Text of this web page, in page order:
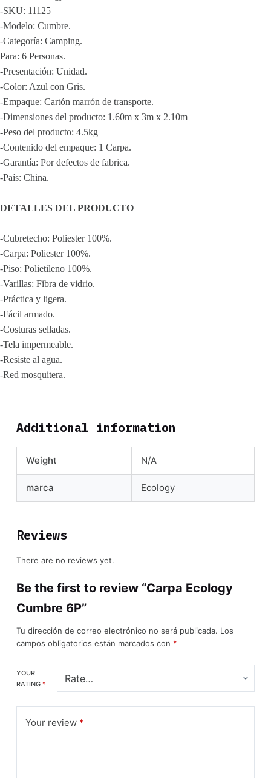
-SKU: 11125
-Modelo: Cumbre.
-Categoría: Camping.
Para: 6 Personas.
-Presentación: Unidad.
-Color: Azul con Gris.
-Empaque: Cartón marrón de transporte.
-Dimensiones del producto: 1.60m x 3m x 2.10m
-Peso del producto: 4.5kg
-Contenido del empaque: 1 Carpa.
-Garantía: Por defectos de fabrica.
-País: China.
DETALLES DEL PRODUCTO
-Cubretecho: Poliester 100%.
-Carpa: Poliester 100%.
-Piso: Polietileno 100%.
-Varillas: Fibra de vidrio.
-Práctica y ligera.
-Fácil armado.
-Costuras selladas.
-Tela impermeable.
-Resiste al agua.
-Red mosquitera.
Additional information
Weight N/A
marca Ecology
Reviews
There are no reviews yet.
Be the first to review “Carpa Ecology
Cumbre 6P”
Tu dirección de correo electrónico no será publicada. Los
campos obligatorios están marcados con *
YOUR
RATING *
Your review *